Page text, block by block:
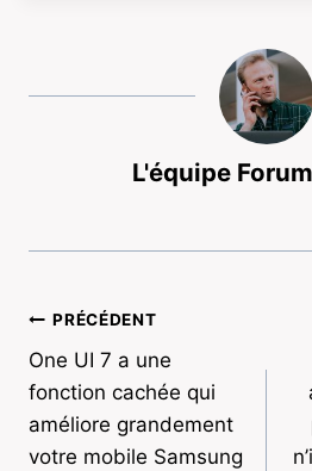
L'équipe
Navigation
de
l’article
PRÉCÉDENT
One UI 7 a une
fonction cachée qui
améliore grandement
votre mobile Samsung